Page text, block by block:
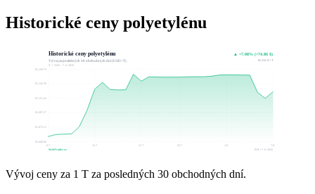
Historické ceny polyetylénu
Historické ceny polyetylénu
Vývoj za posledných 30 obchodných dní (USD / T)
9. 7. 2026 – 7. 8. 2026
▲ +7.08% (+74.86 $)
$1,132.15 / T
$1,073.11
$1,097.27
$1,121.42
$1,145.58
$1,169.73
9.7. 15.7. 21.7. 26.7. 7.8.
WebTrader.cz POL • 7. 8. 2026
Vývoj ceny za 1 T za posledných 30 obchodných dní.